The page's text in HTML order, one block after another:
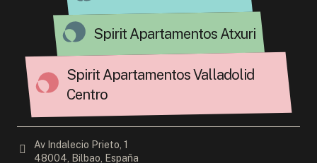
Spirit Apartamentos Atxuri
Spirit Apartamentos Valladolid
Centro
Av Indalecio Prieto, 1
48004, Bilbao, España